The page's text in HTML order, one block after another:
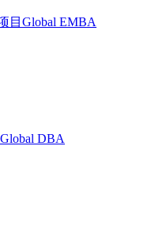
目Global EMBA
DBA